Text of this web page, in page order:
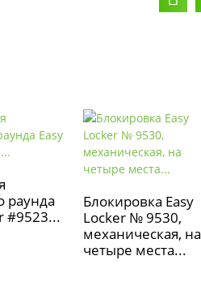
раунда
#9523...
Блокировка Easy
Locker № 9530,
механическая, на
четыре места...